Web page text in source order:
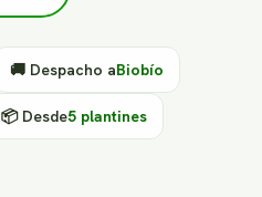
🚚 Despacho aBiobío
📦 Desde5 plantines